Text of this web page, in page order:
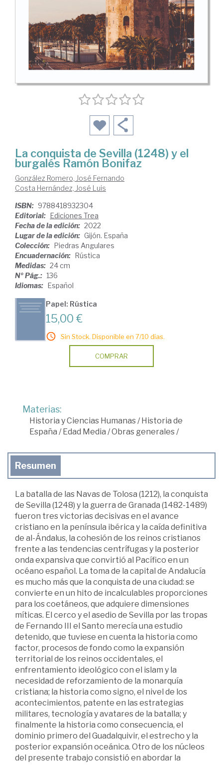
La conquista de Sevilla (1248) y el
burgalés Ramón Bonifaz
González Romero, José Fernando
Costa Hernández, José Luis
ISBN: 9788418932304
Editorial: Ediciones Trea
Fecha de la edición: 2022
Lugar de la edición: Gijón. España
Colección: Piedras Angulares
Encuadernación: Rústica
Medidas: 24 cm
Nº Pág.: 136
Idiomas: Español
Papel: Rústica
15,00 €
Sin Stock. Disponible en 7/10 días.
COMPRAR
Materias:
Historia y Ciencias Humanas /Historia de
España /Edad Media /Obras generales /
Resumen
La batalla de las Navas de Tolosa (1212), la conquista
de Sevilla (1248) y la guerra de Granada (1482-1489)
fueron tres victorias decisivas en el avance
cristiano en la península ibérica y la caída definitiva
de al-Ándalus, la cohesión de los reinos cristianos
frente a las tendencias centrífugas y la posterior
onda expansiva que convirtió al Pacífico en un
océano español. La toma de la capital de Andalucía
es mucho más que la conquista de una ciudad: se
convierte en un hito de incalculables proporciones
para los coetáneos, que adquiere dimensiones
míticas. El cerco y el asedio de Sevilla por las tropas
de Fernando III el Santo merecía una estudio
detenido, que tuviese en cuenta la historia como
factor, procesos de fondo como la expansión
territorial de los reinos occidentales, el
enfrentamiento ideológico con el islam y la
necesidad de reforzamiento de la monarquía
cristiana; la historia como signo, el nivel de los
acontecimientos, patente en las estrategias
militares, tecnología y avatares de la batalla; y
finalmente la historia como consecuencia, el
dominio primero del Guadalquivir, el estrecho y la
posterior expansión oceánica. Otro de los núcleos
del presente trabajo consistió en abordar la